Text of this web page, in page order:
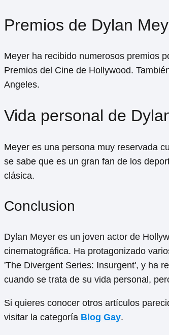
Premios de Dylan
Meyer ha recibido numerosos premios
Premios del Cine de Hollywood.
Angeles.
Vida personal de
Meyer es una persona muy reservada
se sabe que es un gran fan de los
clásica.
Conclusion
Dylan Meyer es un joven actor de
cinematográfica. Ha protagonizado
'The Divergent Series: Insurgent', y ha
cuando se trata de su vida personal,
Si quieres conocer otros artículos
visitar la categoría Blog Gay.